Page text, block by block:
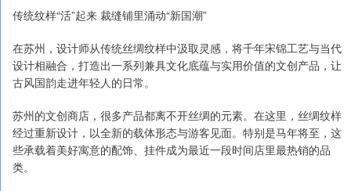
传统纹样“活”起来 裁缝铺里涌动“新国潮”
在苏州，设计师从传统丝绸纹样中汲取灵感，将千年宋锦工艺与当代
设计相融合，打造出一系列兼具文化底蕴与实用价值的文创产品，让
古风国韵走进年轻人的日常。
苏州的文创商店，很多产品都离不开丝绸的元素。在这里，丝绸纹样
经过重新设计，以全新的载体形态与游客见面。特别是马年将至，这
些承载着美好寓意的配饰、挂件成为最近一段时间店里最热销的品
类。